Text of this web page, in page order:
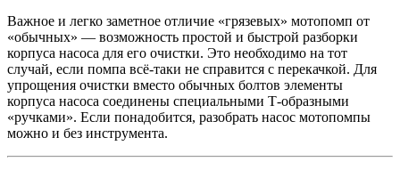
Важное и легко заметное отличие «грязевых» мотопомп от
«обычных» — возможность простой и быстрой разборки
корпуса насоса для его очистки. Это необходимо на тот
случай, если помпа всё-таки не справится с перекачкой. Для
упрощения очистки вместо обычных болтов элементы
корпуса насоса соединены специальными Т-образными
«ручками». Если понадобится, разобрать насос мотопомпы
можно и без инструмента.